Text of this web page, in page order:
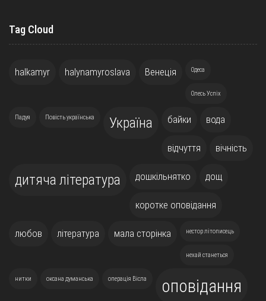
Tag Cloud
halkamyr halynamyroslava Венеція Одеса
Олесь Успіх
Падуя Повість українська Україна байки вода
відчуття вічність
дитяча література дошкільнятко дощ
коротке оповідання
любов література мала сторінка нестор літописець
нехай станеться
нитки оксана думанська операція Вісла оповідання